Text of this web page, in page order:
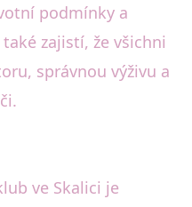
podmínky a
zajistí, že všichni
správnou výživu a
ve Skalici je